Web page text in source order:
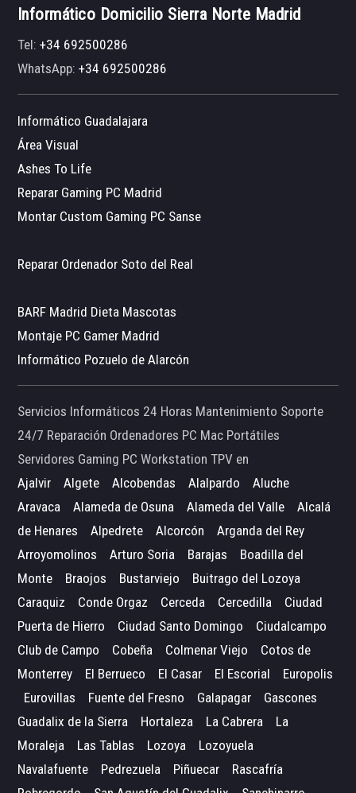
Informático Domicilio Sierra Norte Madrid
Tel:+34 692500286
WhatsApp:+34 692500286
Informático Guadalajara
Área Visual
Ashes To Life
Reparar Gaming PC Madrid
Montar Custom Gaming PC Sanse
Reparar Ordenador Soto del Real
BARF Madrid Dieta Mascotas
Montaje PC Gamer Madrid
Informático Pozuelo de Alarcón
Servicios Informáticos 24 Horas Mantenimiento Soporte
24/7 Reparación Ordenadores PC Mac Portátiles
Servidores Gaming PC Workstation TPV en
Ajalvir
Algete Alcobendas Alalpardo
Aluche
Aravaca
Alameda de Osuna Alameda del Valle
Alcalá
de Henares
Alpedrete Alcorcón
Arganda del Rey
Arroyomolinos
Arturo Soria Barajas
Boadilla del
Monte
Braojos Bustarviejo
Buitrago del Lozoya
Caraquiz
Conde Orgaz Cerceda Cercedilla
Ciudad
Puerta de Hierro
Ciudad Santo Domingo
Ciudalcampo
Club de Campo
Cobeña Colmenar Viejo
Cotos de
Monterrey
El Berrueco El Casar El Escorial
Europolis
Eurovillas
Fuente del Fresno Galapagar
Gascones
Guadalix de la Sierra
Hortaleza La Cabrera
La
Moraleja
Las Tablas Lozoya
Lozoyuela
Navalafuente
Pedrezuela Piñuecar
Rascafría